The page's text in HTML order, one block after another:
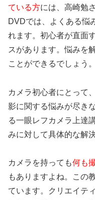
ている方には、高崎勉
DVDでは、よくある悩
れます。初心者が直面
スがあります。悩みを
ことができるでしょう。
カメラ初心者にとって
影に関する悩みが尽き
る一眼レフカメラ上達
みに対して具体的な解
カメラを持っても何も
もありますよね。この
ています。クリエイテ